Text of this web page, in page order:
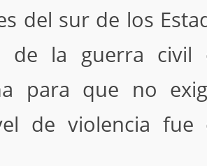
del sur de los
la guerra civil
para que no
de violencia